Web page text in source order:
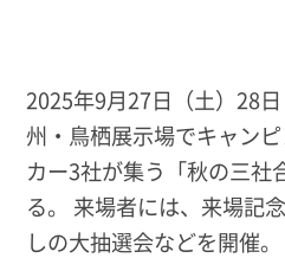
2025年9月27日（土）28
州・鳥栖展示場でキャン
カー3社が集う「秋の三社
る。 来場者には、来場記
しの大抽選会などを開催。